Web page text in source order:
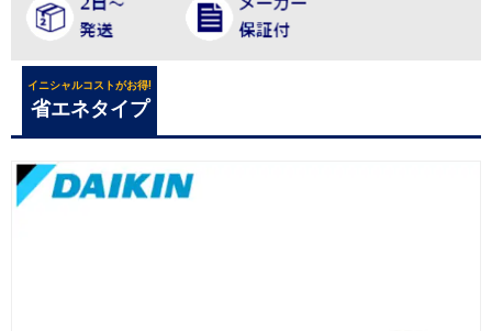
イニシャルコストがお得!
省エネタイプ